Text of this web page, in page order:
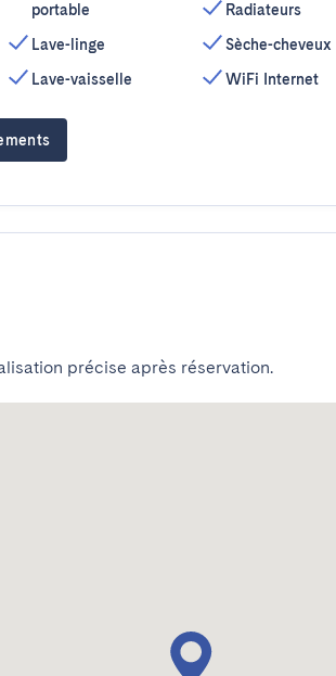
portable
Lave-linge
Lave-vaisselle
Radiateurs
Sèche-cheveux
WiFi Internet
précise après réservation.